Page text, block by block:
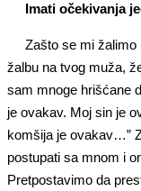
Imati očekivanja
Zašto se mi žalimo
žalbu na tvog muža,
sam mnoge hrišćane
je ovakav. Moj sin je
komšija je ovakav…”
postupati sa mnom i
Pretpostavimo da